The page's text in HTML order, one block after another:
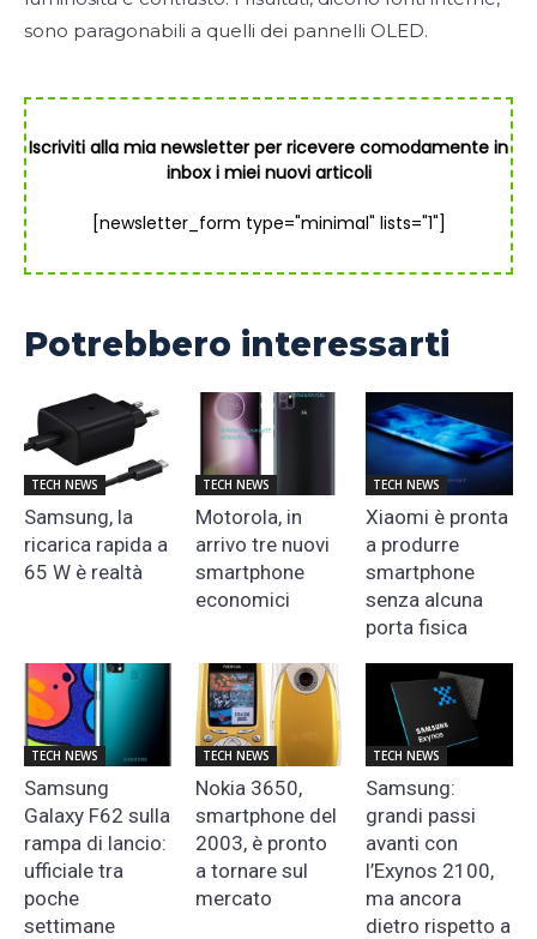
sono paragonabili a quelli dei pannelli OLED.
Iscriviti alla mia newsletter per ricevere comodamente in
inbox i miei nuovi articoli
[newsletter_form type="minimal" lists="1"]
Potrebbero interessarti
TECH NEWS
Samsung, la
ricarica rapida a
65 W è realtà
TECH NEWS
Motorola, in
arrivo tre nuovi
smartphone
economici
TECH NEWS
Xiaomi è pronta
a produrre
smartphone
senza alcuna
porta fisica
TECH NEWS
Samsung
Galaxy F62 sulla
rampa di lancio:
ufficiale tra
poche
settimane
TECH NEWS
Nokia 3650,
smartphone del
2003, è pronto
a tornare sul
mercato
TECH NEWS
Samsung:
grandi passi
avanti con
l’Exynos 2100,
ma ancora
dietro rispetto a